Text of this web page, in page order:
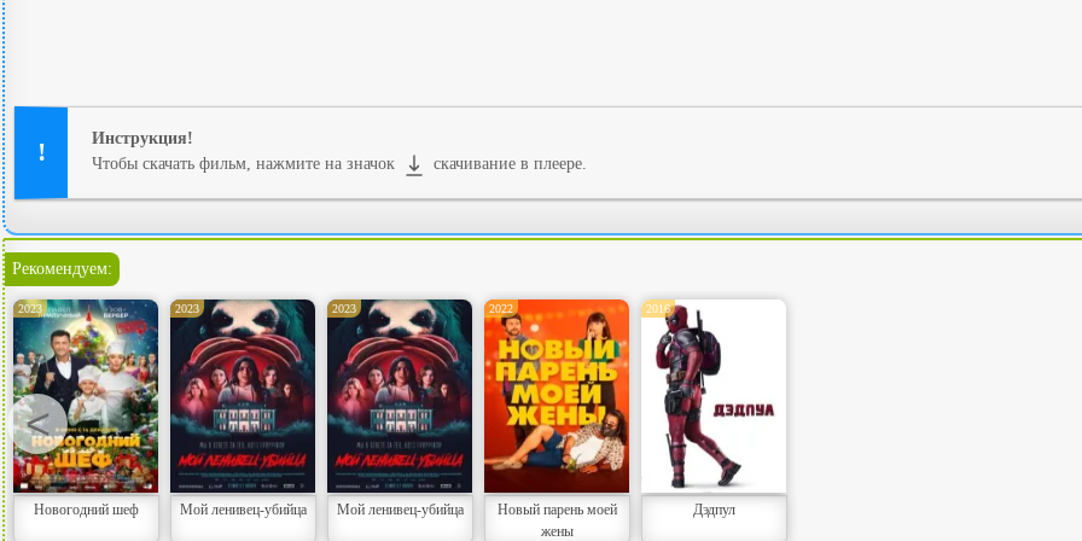
Инструкция!
Чтобы скачать фильм, нажмите на значок
скачивание в плеере.
Рекомендуем:
2023
Новогодний шеф
2023
Мой ленивец-убийца
2023
Мой ленивец-убийца
2022
Новый парень моей
жены
2016
Дэдпул
<